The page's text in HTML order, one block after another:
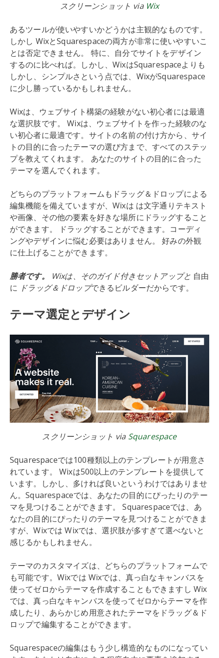
スクリーンショット via Wix
あるツールが使いやすいかどうかは主観的なものです。
しかし WixとSquarespaceの両方が非常に使いやすいこ
とは否定できません。 特に、自分でサイトをデザイン
するのに比べれば。しかし、WixはSquarespaceよりも
しかし、シンプルさという点では、WixがSquarespace
に少し勝っているかもしれません。
Wixは、ウェブサイト構築の経験がない初心者には最適
な選択肢です。 Wixは、ウェブサイトを作った経験のな
い初心者に最適です。サイトの名前の付け方から、サイ
トの目的に合ったテーマの選び方まで、すべてのステッ
プを教えてくれます。 あなたのサイトの目的に合った
テーマを選んでくれます。
どちらのプラットフォームもドラッグ＆ドロップによる
編集機能を備えていますが、Wixは は文字通りテキスト
や画像、その他の要素を好きな場所にドラッグすること
ができます。 ドラッグすることができます。コーディ
ングやデザインに悩む必要はありません。 好みの外観
に仕上げることができます。
勝者です。 Wixは、そのガイド付きセットアップと 自由
に ドラッグ＆ドロップできるビルダーだからです。
テーマ選定とデザイン
スクリーンショット via Squarespace
Squarespaceでは100種類以上のテンプレートが用意さ
れています。 Wixは500以上のテンプレートを提供して
います。しかし、多ければ良いというわけではありませ
ん。Squarespaceでは、あなたの目的にぴったりのテー
マを見つけることができます。 Squarespaceでは、あ
なたの目的にぴったりのテーマを見つけることができま
すが、Wixでは Wixでは、選択肢が多すぎて選べないと
感じるかもしれません。
テーマのカスタマイズは、どちらのプラットフォームで
も可能です。Wixでは Wixでは、真っ白なキャンバスを
使ってゼロからテーマを作成することもできますし Wix
では、真っ白なキャンバスを使ってゼロからテーマを作
成したり、あらかじめ用意されたテーマをドラッグ＆ド
ロップで編集することができます。
Squarespaceの編集はもう少し構造的なものになってい